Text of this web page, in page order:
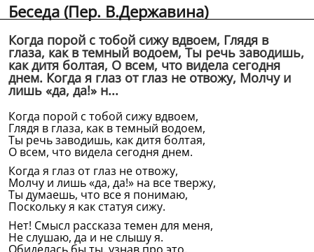
Беседа (Пер. В.Державина)
Когда порой с тобой сижу вдвоем, Глядя в
глаза, как в темный водоем, Ты речь заводишь,
как дитя болтая, О всем, что видела сегодня
днем. Когда я глаз от глаз не отвожу, Молчу и
лишь «да, да!» н...
Когда порой с тобой сижу вдвоем,
Глядя в глаза, как в темный водоем,
Ты речь заводишь, как дитя болтая,
О всем, что видела сегодня днем.
Когда я глаз от глаз не отвожу,
Молчу и лишь «да, да!» на все твержу,
Ты думаешь, что все я понимаю,
Поскольку я как статуя сижу.
Нет! Смысл рассказа темен для меня,
Не слушаю, да и не слышу я.